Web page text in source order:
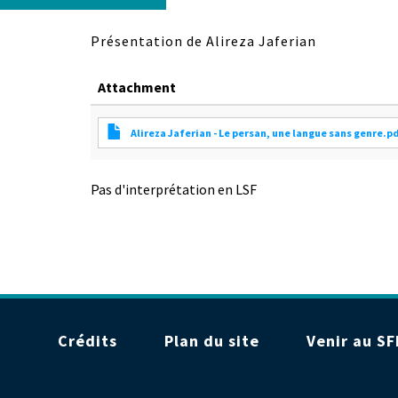
Présentation de Alireza Jaferian
Attachment
Alireza Jaferian - Le persan, une langue sans
Pas d'interprétation en LSF
Crédits Plan du site Venir au